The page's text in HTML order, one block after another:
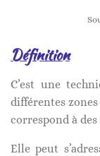
Définition
C’est une
différentes
correspond à
Elle peut